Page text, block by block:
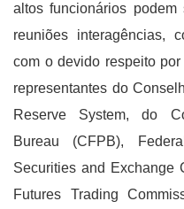
altos funcionários
reuniões interagências,
com o devido respeito
representantes do
Reserve System, do
Bureau (CFPB),
Securities and Exchange
Futures Trading